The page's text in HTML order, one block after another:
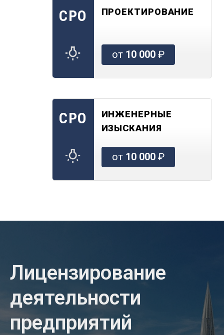
СРО ПРОЕКТИРОВАНИЕ
от 10 000₽
СРО
ИНЖЕНЕРНЫЕ
ИЗЫСКАНИЯ
от 10 000₽
Лицензирование
деятельности
предприятий